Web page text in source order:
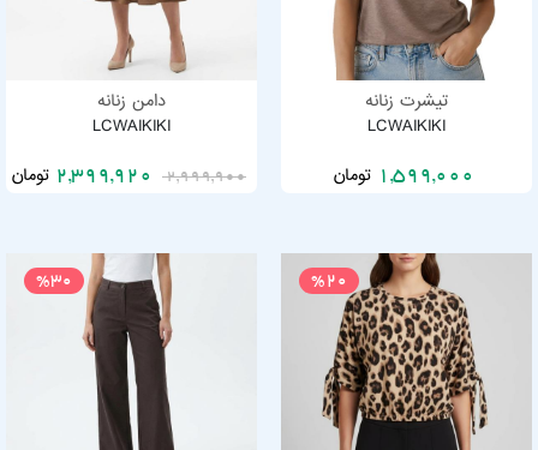
تیشرت زنانه
LCWAIKIKI
1,599,000 تومان
دامن زنانه
LCWAIKIKI
2,999,900 تومان
%20
%30